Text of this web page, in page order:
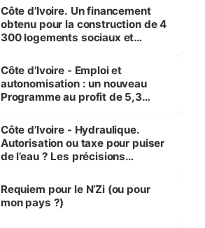
Côte d’Ivoire. Un financement
obtenu pour la construction de 4
300 logements sociaux et
et Yamoussoukro
Côte d’Ivoire - Emploi et
autonomisation : un nouveau
Programme au profit de 5,3
Côte d’Ivoire - Hydraulique.
Autorisation ou taxe pour puiser
de l’eau ? Les précisions
Requiem pour le N’Zi (ou pour
mon pays ?)